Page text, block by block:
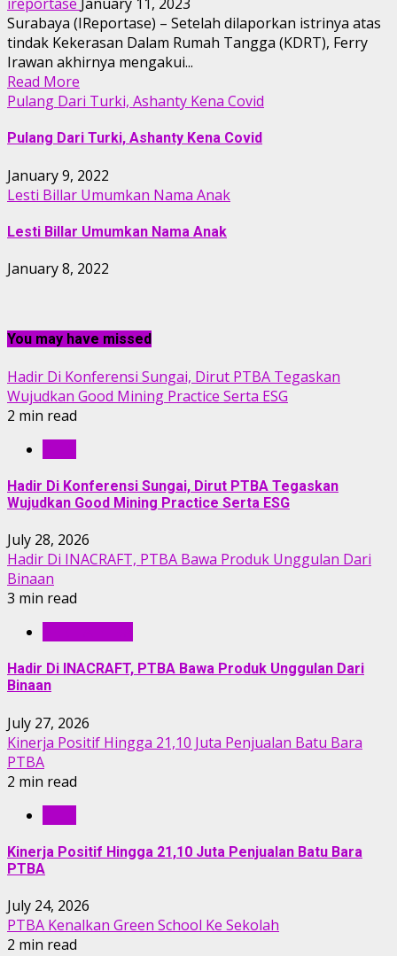
Surabaya (IReportase) – Setelah dilaporkan istrinya atas
tindak Kekerasan Dalam Rumah Tangga (KDRT), Ferry
Irawan akhirnya mengakui...
Read More
Pulang Dari Turki, Ashanty Kena Covid
Pulang Dari Turki, Ashanty Kena Covid
January 9, 2022
Lesti Billar Umumkan Nama Anak
Lesti Billar Umumkan Nama Anak
January 8, 2022
You may have missed
Hadir Di Konferensi Sungai, Dirut PTBA Tegaskan
Wujudkan Good Mining Practice Serta ESG
2 min read
Hadir Di Konferensi Sungai, Dirut PTBA Tegaskan
Wujudkan Good Mining Practice Serta ESG
July 28, 2026
Hadir Di INACRAFT, PTBA Bawa Produk Unggulan Dari
Binaan
3 min read
Hadir Di INACRAFT, PTBA Bawa Produk Unggulan Dari
Binaan
July 27, 2026
Kinerja Positif Hingga 21,10 Juta Penjualan Batu Bara
PTBA
2 min read
Kinerja Positif Hingga 21,10 Juta Penjualan Batu Bara
PTBA
July 24, 2026
PTBA Kenalkan Green School Ke Sekolah
2 min read